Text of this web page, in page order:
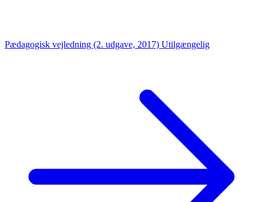
Pædagogisk vejledning (2. udgave, 2017) Utilgængelig